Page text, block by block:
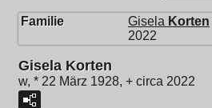
Familie Gisela Korten
2022
Gisela Korten
w, * 22 März 1928, + circa 2022